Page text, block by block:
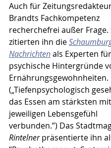
Auch für
Brandts Fachkompetenz
recherchefrei außer Frage.
zitierten ihn die
Nachrichten als Experten für
psychische Hintergründe
Ernährungsgewohnheiten.
(„Tiefenpsychologisch
das Essen am stärksten
jeweiligen Lebensgefühl
verbunden.”) Das
Rintelner präsentierte ihn